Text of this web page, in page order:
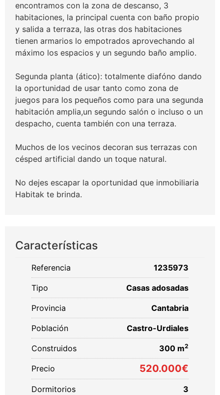
encontramos con la zona de descanso, 3
habitaciones, la principal cuenta con baño propio
y salida a terraza, las otras dos habitaciones
tienen armarios lo empotrados aprovechando al
máximo los espacios y un segundo baño amplio.
Segunda planta (ático): totalmente diafóno dando
la oportunidad de usar tanto como zona de
juegos para los pequeños como para una segunda
habitación amplia,un segundo salón o incluso o un
despacho, cuenta también con una terraza.
Muchos de los vecinos decoran sus terrazas con
césped artificial dando un toque natural.
No dejes escapar la oportunidad que inmobiliaria
Habitak te brinda.
Características
Referencia 1235973
Tipo Casas adosadas
Provincia Cantabria
Población Castro-Urdiales
Construidos 300 m2
Precio 520.000€
Dormitorios 3